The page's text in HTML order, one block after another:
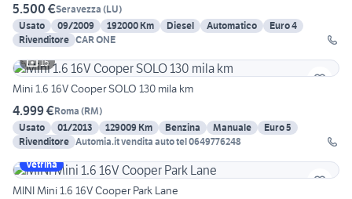
5.500 €Seravezza (LU)
Usato
09/2009 192000 Km Diesel Automatico
Euro 4
Rivenditore CAR ONE
15
Mini 1.6 16V Cooper SOLO 130 mila km
4.999 €Roma (RM)
Usato
01/2013 129009 Km Benzina Manuale
Euro 5
Rivenditore Automia.it vendita auto tel 0649776248
Vetrina
MINI Mini 1.6 16V Cooper Park Lane